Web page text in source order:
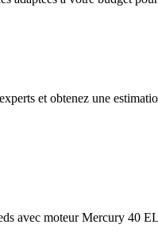
et obtenez une
avec moteur Mercury 40